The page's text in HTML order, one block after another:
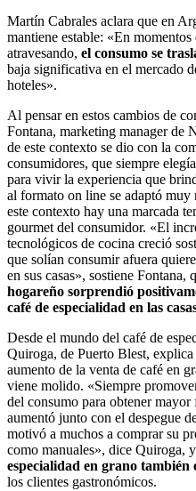
Martín Cabrales aclara que en
mantiene estable: «En
atravesando, el consumo se
baja significativa en el mercado
hoteles».
Al pensar en estos cambios de
Fontana, marketing manager de
de este contexto se dio con la
consumidores, que siempre
para vivir la experiencia que
al formato on line se adaptó
este contexto hay una marcada
gourmet del consumidor. «El
tecnológicos de cocina creció
que solían consumir afuera
en sus casas», sostiene Fontana,
hogareño sorprendió
café de especialidad en las
Desde el mundo del café de
Quiroga, de Puerto Blest,
aumento de la venta de café en
viene molido. «Siempre
del consumo para obtener
aumentó junto con el despegue
motivó a muchos a comprar su
como manuales», dice Quiroga,
especialidad en grano también
los clientes gastronómicos.